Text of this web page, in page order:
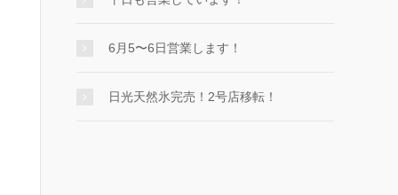
6月5〜6日営業します！
日光天然氷完売！2号店移転！